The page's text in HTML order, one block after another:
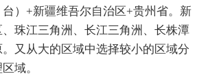
台）+新疆维吾尔自治区+贵州省。新
珠江三角洲、长江三角洲、长株潭
又从大的区域中选择较小的区域分
域。